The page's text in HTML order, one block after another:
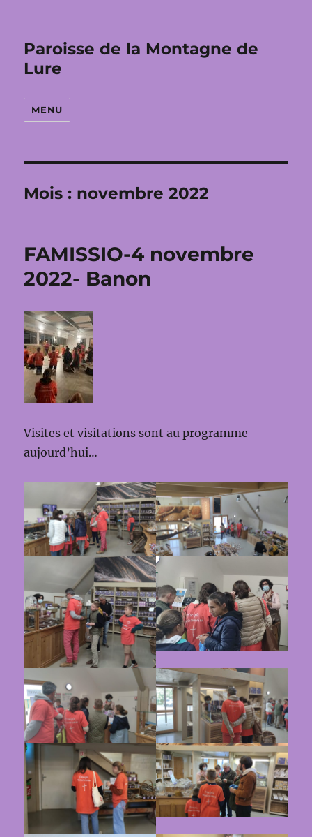
Paroisse de la Montagne de
Lure
MENU
Mois : novembre 2022
FAMISSIO-4 novembre
2022- Banon
Visites et visitations sont au programme
aujourd’hui…